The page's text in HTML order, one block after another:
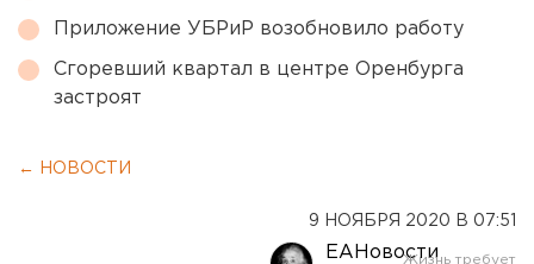
Приложение УБРиР возобновило работу
Сгоревший квартал в центре Оренбурга
застроят
← НОВОСТИ
9 НОЯБРЯ 2020 В 07:51
ЕАНовости